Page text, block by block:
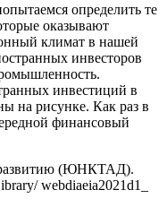
определить те
оказывают
климат в нашей
инвесторов
инвестиций в
на рисунке. Как раз в
финансовый
(ЮНКТАД).
webdiaeia2021d1_